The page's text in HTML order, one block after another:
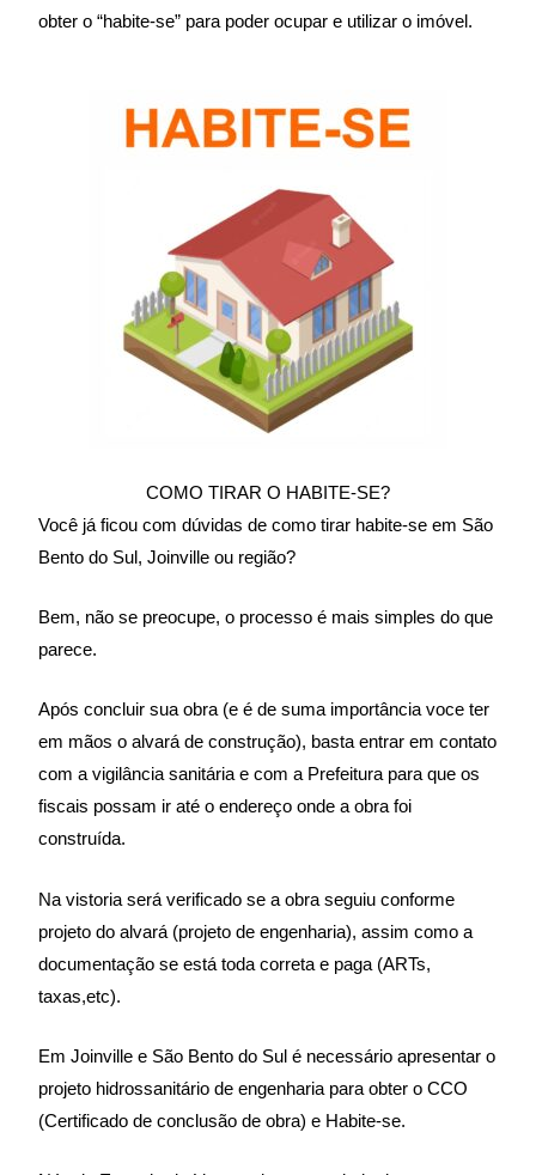
obter o “habite-se” para poder ocupar e utilizar o imóvel.
COMO TIRAR O HABITE-SE?
Você já ficou com dúvidas de como tirar habite-se em São
Bento do Sul, Joinville ou região?
Bem, não se preocupe, o processo é mais simples do que
parece.
Após concluir sua obra (e é de suma importância voce ter
em mãos o alvará de construção), basta entrar em contato
com a vigilância sanitária e com a Prefeitura para que os
fiscais possam ir até o endereço onde a obra foi
construída.
Na vistoria será verificado se a obra seguiu conforme
projeto do alvará (projeto de engenharia), assim como a
documentação se está toda correta e paga (ARTs,
taxas,etc).
Em Joinville e São Bento do Sul é necessário apresentar o
projeto hidrossanitário de engenharia para obter o CCO
(Certificado de conclusão de obra) e Habite-se.